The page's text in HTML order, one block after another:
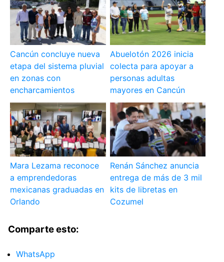
Cancún concluye nueva
etapa del sistema pluvial
en zonas con
encharcamientos
Abuelotón 2026 inicia
colecta para apoyar a
personas adultas
mayores en Cancún
Mara Lezama reconoce
a emprendedoras
mexicanas graduadas en
Orlando
Renán Sánchez anuncia
entrega de más de 3 mil
kits de libretas en
Cozumel
Comparte esto:
WhatsApp